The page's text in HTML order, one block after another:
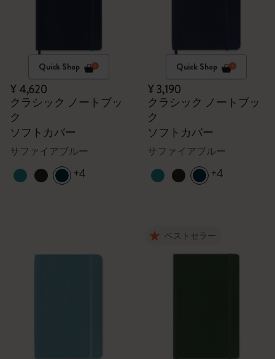
Quick Shop
¥ 4,620
クラシック ノートブッ
ク
ソフトカバー
サファイアブルー
+4
Quick Shop
¥ 3,190
クラシック ノートブッ
ク
ソフトカバー
サファイアブルー
+4
ベストセラー